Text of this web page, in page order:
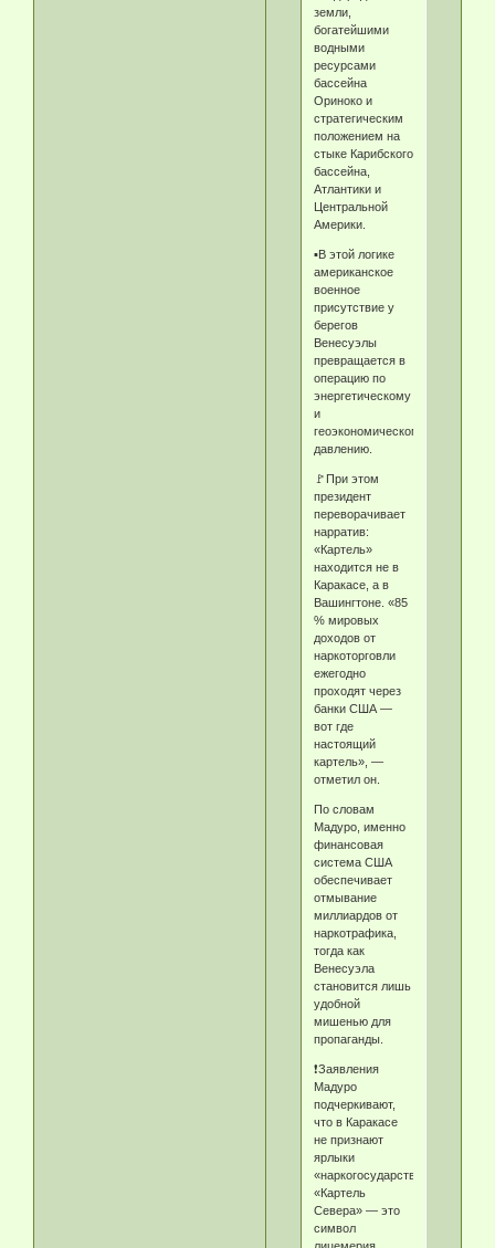
земли,
богатейшими
водными
ресурсами
бассейна
Ориноко и
стратегическим
положением на
стыке Карибского
бассейна,
Атлантики и
Центральной
Америки.
▪️В этой логике
американское
военное
присутствие у
берегов
Венесуэлы
превращается в
операцию по
энергетическому
и
геоэкономическому
давлению.
🚩При этом
президент
переворачивает
нарратив:
«Картель»
находится не в
Каракасе, а в
Вашингтоне. «85
% мировых
доходов от
наркоторговли
ежегодно
проходят через
банки США —
вот где
настоящий
картель», —
отметил он.
По словам
Мадуро, именно
финансовая
система США
обеспечивает
отмывание
миллиардов от
наркотрафика,
тогда как
Венесуэла
становится лишь
удобной
мишенью для
пропаганды.
❗️Заявления
Мадуро
подчеркивают,
что в Каракасе
не признают
ярлыки
«наркогосударства».
«Картель
Севера» — это
символ